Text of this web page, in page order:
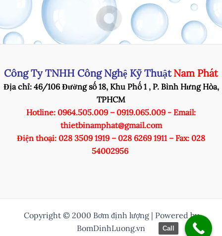
Công Ty TNHH Công Nghệ Kỹ Thuật Nam Phát
Địa chỉ: 46/106 Đường số 18, Khu Phố 1 , P. Bình Hưng Hòa,
TPHCM
Hotline: 0964.505.009 – 0919.065.009 - Email:
thietbinamphat@gmail.com
Điện thoại: 028 3509 1919 – 028 6269 1911 – Fax: 028
54002956
Copyright © 2000 Bơm định lượng | Powered by
BomDinhLuong.vn
Call